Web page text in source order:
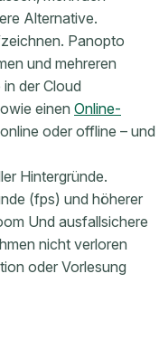
Alternative.
Panopto
und mehreren
der Cloud
einen Online-
oder offline – und
Hintergründe.
(fps) und höherer
Und ausfallsichere
nicht verloren
oder Vorlesung